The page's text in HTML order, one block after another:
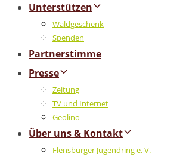
Unterstützen
Waldgeschenk
Spenden
Partnerstimme
Presse
Zeitung
TV und Internet
Geolino
Über uns & Kontakt
Flensburger Jugendring e. V.